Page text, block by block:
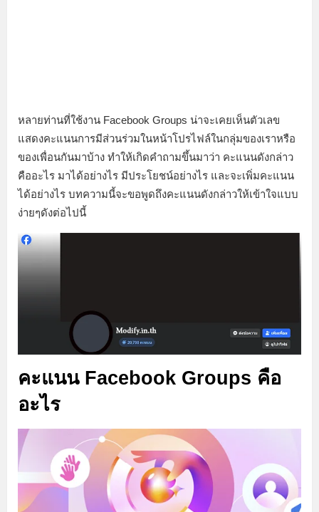
หลายท่านที่ใช้งาน Facebook Groups น่าจะเคยเห็นตัวเลข
แสดงคะแนนการมีส่วนร่วมในหน้าโปรไฟล์ในกลุ่มของเราหรือ
ของเพื่อนกันมาบ้าง ทำให้เกิดคำถามขึ้นมาว่า คะแนนดังกล่าว
คืออะไร มาได้อย่างไร มีประโยชน์อย่างไร และจะเพิ่มคะแนน
ได้อย่างไร บทความนี้จะขอพูดถึงคะแนนดังกล่าวให้เข้าใจแบบ
ง่ายๆดังต่อไปนี้
คะแนน Facebook Groups คือ
อะไร